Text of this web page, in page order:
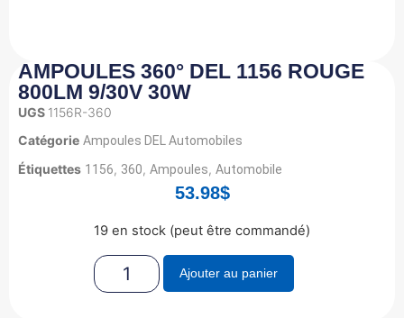
AMPOULES 360° DEL 1156 ROUGE
800LM 9/30V 30W
UGS 1156R-360
Catégorie Ampoules DEL Automobiles
Étiquettes 1156, 360, Ampoules, Automobile
53.98$
19 en stock (peut être commandé)
Ajouter au panier